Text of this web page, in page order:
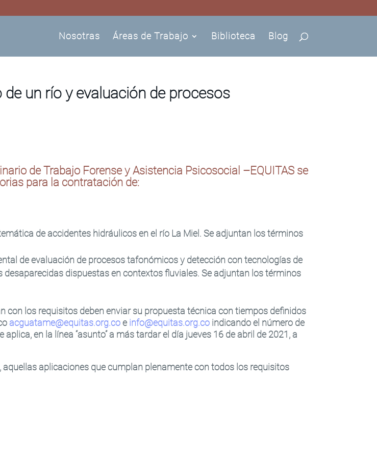
Nosotras Áreas de Trabajo Biblioteca Blog
un río y evaluación de procesos
de Trabajo Forense y Asistencia Psicosocial –EQUITAS se
para la contratación de:
de accidentes hidráulicos en el río La Miel. Se adjuntan los términos
de evaluación de procesos tafonómicos y detección con tecnologías de
dispuestas en contextos fluviales. Se adjuntan los términos
con los requisitos deben enviar su propuesta técnica con tiempos definidos
acguatame@equitas.org.co e info@equitas.org.co indicando el número de
en la línea “asunto” a más tardar el día jueves 16 de abril de 2021, a
aplicaciones que cumplan plenamente con todos los requisitos